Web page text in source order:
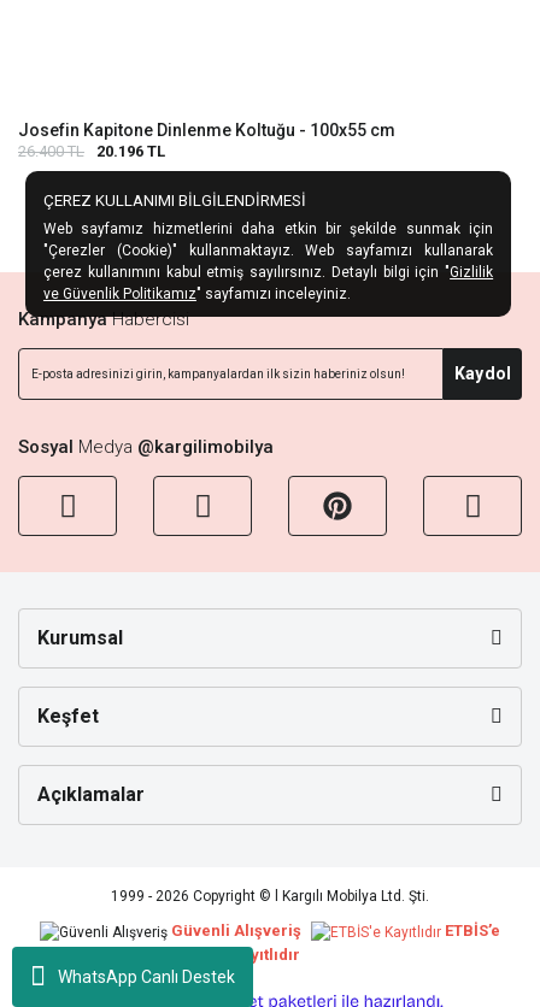
WhatsApp Canlı Destek
Josefin Kapitone Dinlenme Koltuğu - 100x55 cm
26.400 TL 20.196 TL
KampanyaHabercisi
Kaydol
Sosyal Medya @kargilimobilya
Kurumsal
Keşfet
Açıklamalar
1999 - 2026 Copyright © l Kargılı Mobilya Ltd. Şti.
Güvenli Alışveriş
ETBİS’e
Kayıtlıdır
ÇEREZ KULLANIMI BİLGİLENDİRMESİ
Web sayfamız hizmetlerini daha etkin bir şekilde sunmak için
"Çerezler (Cookie)" kullanmaktayız. Web sayfamızı kullanarak
çerez kullanımını kabul etmiş sayılırsınız. Detaylı bilgi için "Gizlilik
ve Güvenlik Politikamız" sayfamızı inceleyiniz.
e-